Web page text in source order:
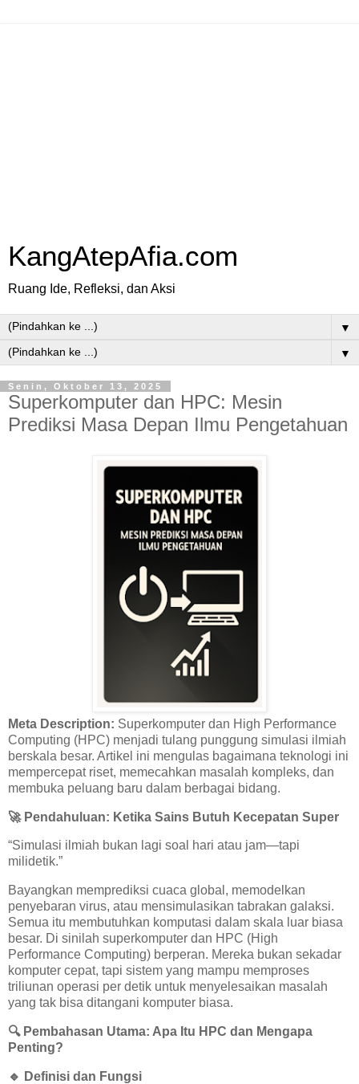
KangAtepAfia.com
Ruang Ide, Refleksi, dan Aksi
▼
▼
Senin, Oktober 13, 2025
Superkomputer dan HPC: Mesin
Prediksi Masa Depan Ilmu Pengetahuan
Meta Description: Superkomputer dan High Performance
Computing (HPC) menjadi tulang punggung simulasi ilmiah
berskala besar. Artikel ini mengulas bagaimana teknologi ini
mempercepat riset, memecahkan masalah kompleks, dan
membuka peluang baru dalam berbagai bidang.
🚀Pendahuluan: Ketika Sains Butuh Kecepatan Super
“Simulasi ilmiah bukan lagi soal hari atau jam—tapi
milidetik.”
Bayangkan memprediksi cuaca global, memodelkan
penyebaran virus, atau mensimulasikan tabrakan galaksi.
Semua itu membutuhkan komputasi dalam skala luar biasa
besar. Di sinilah superkomputer dan HPC (High
Performance Computing) berperan. Mereka bukan sekadar
komputer cepat, tapi sistem yang mampu memproses
triliunan operasi per detik untuk menyelesaikan masalah
yang tak bisa ditangani komputer biasa.
🔍Pembahasan Utama: Apa Itu HPC dan Mengapa
Penting?
🔹 Definisi dan Fungsi